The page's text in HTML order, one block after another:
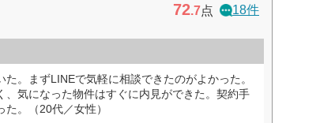
72.7点 18件
。まずLINEで気軽に相談できたのがよかった。
気になった物件はすぐに内見ができた。契約手
。（20代／女性）